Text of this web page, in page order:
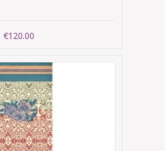
€120.00